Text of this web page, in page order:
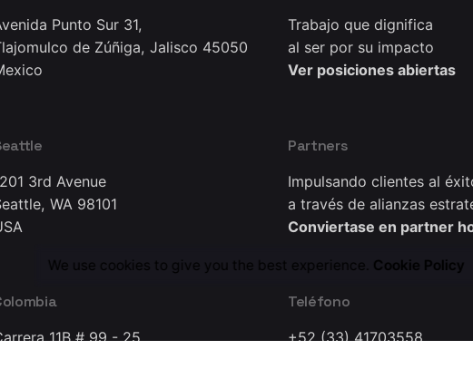
Punto Sur 31,
de Zúñiga, Jalisco 45050
3rd Avenue
WA 98101
11B # 99 - 25
Trabajo que dignifica
al ser por su impacto
Ver posiciones abiertas
Partners
Impulsando clientes al
a través de alianzas
Conviertase en partner
Teléfono
+52 (33) 41703558
We use cookies to give you the best experience. Cookie Policy